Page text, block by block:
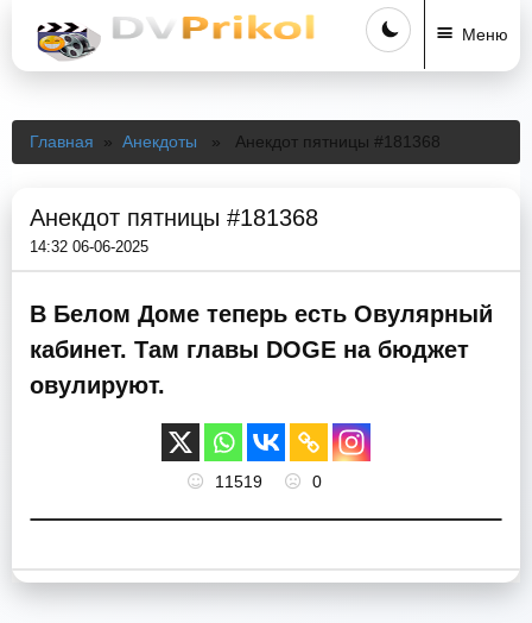
Меню
Главная » Анекдоты » Анекдот пятницы #181368
Анекдот пятницы #181368
14:32 06-06-2025
В Белом Доме теперь есть Овулярный
кабинет. Там главы DOGE на бюджет
овулируют.
11519 0